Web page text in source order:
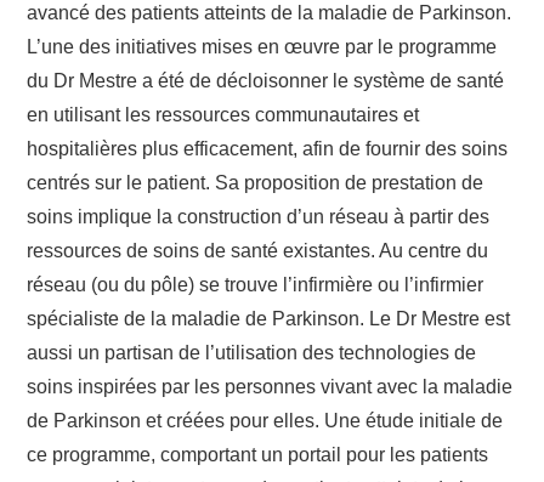
avancé des patients atteints de la maladie de Parkinson.
L’une des initiatives mises en œuvre par le programme
du Dr Mestre a été de décloisonner le système de santé
en utilisant les ressources communautaires et
hospitalières plus efficacement, afin de fournir des soins
centrés sur le patient. Sa proposition de prestation de
soins implique la construction d’un réseau à partir des
ressources de soins de santé existantes. Au centre du
réseau (ou du pôle) se trouve l’infirmière ou l’infirmier
spécialiste de la maladie de Parkinson. Le Dr Mestre est
aussi un partisan de l’utilisation des technologies de
soins inspirées par les personnes vivant avec la maladie
de Parkinson et créées pour elles. Une étude initiale de
ce programme, comportant un portail pour les patients